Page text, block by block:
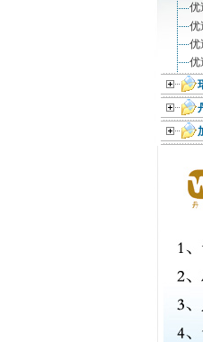
优
优
优
优